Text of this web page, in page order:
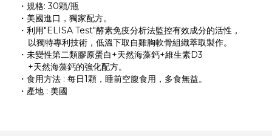
・規格: 30顆/瓶
・美國進口，獨家配方。
・利用"ELISA Test"酵素免疫分析法監控有效成分的活性，
以獨特專利技術，低溫下取自雞胸軟骨組織萃取製作。
・未變性第二類膠原蛋白+天然海藻鈣+維生素D3
+天然海藻鈣的強化配方。
・食用方法 : 每日1顆，睡前空腹食用，多食無益。
・產地 : 美國